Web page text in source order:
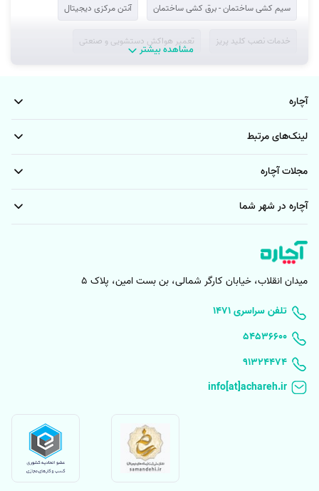
سیم کشی ساختمان - برق کشی ساختمان آنتن مرکزی دیجیتال
خدمات نصب کلید پریز تعمیر هواکش دستشویی و صنعتی
سنسور و تایمر مشاعات
نصب وتعمیر اگزاست فن
نصب و تعمیر تابلو برق سه فاز و صنعتی
تعمیر آیفون تصویری و صوتی - هزینه تعمیرات آیفون تصویری
مشاهده بیشتر
آچاره
لینک‌های مرتبط
مجلات آچاره
آچاره در شهر شما
میدان انقلاب، خیابان کارگر شمالی، بن بست امین، پلاک 5
۱۴۷۱ تلفن سراسری
۵۴۵۳۶۶۰۰
91324474